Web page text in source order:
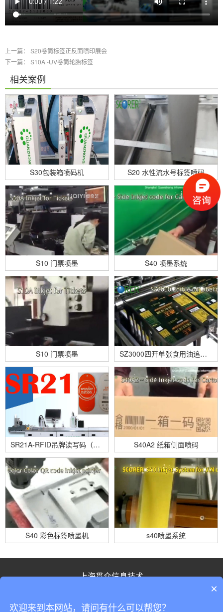
上一篇： S20卷筒标签正反面喷印展会
下一篇： S10A -UV卷筒轮胎标签
相关案例
S30包装箱喷码机 S20 水性流水号标签喷码
S10 门票喷墨 S40 喷墨系统
S10 门票喷墨 SZ3000四开单张食用油追溯码
SR21A-RFID吊牌读写码（2台同时） S40A2 纸箱侧面喷码
S40 彩色标签喷墨机 s40喷墨系统
上海贯众信息技术
电 话：021-64607849
传 真：021-64607849
×
欢迎来到本网站，请问有什么可以帮您？